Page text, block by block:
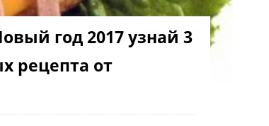
год 2017 узнай 3
рецепта от